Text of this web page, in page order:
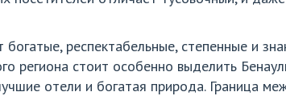
респектабельные, степенные и
региона стоит особенно выделить
отели и богатая природа. Граница